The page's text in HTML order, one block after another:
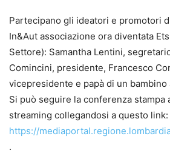
Partecipano gli ideatori e promotori
In&Aut associazione ora diventata
Settore): Samantha Lentini,
Comincini, presidente, Francesco
vicepresidente e papà di un bambino
Si può seguire la conferenza stampa
streaming collegandosi a questo link:
https://
.